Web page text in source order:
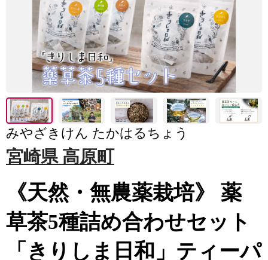
みやざきけん たかはるちょう
宮崎県 高原町
《天然・無農薬栽培》 薬
草茶5種詰め合わせセット
「きりしま日和」ティーパ